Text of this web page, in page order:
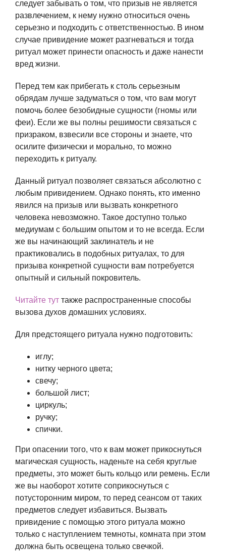
следует забывать о том, что призыв не является
развлечением, к нему нужно относиться очень
серьезно и подходить с ответственностью. В ином
случае привидение может разгневаться и тогда
ритуал может принести опасность и даже нанести
вред жизни.
Перед тем как прибегать к столь серьезным
обрядам лучше задуматься о том, что вам могут
помочь более безобидные сущности (гномы или
феи). Если же вы полны решимости связаться с
призраком, взвесили все стороны и знаете, что
осилите физически и морально, то можно
переходить к ритуалу.
Данный ритуал позволяет связаться абсолютно с
любым привидением. Однако понять, кто именно
явился на призыв или вызвать конкретного
человека невозможно. Такое доступно только
медиумам с большим опытом и то не всегда. Если
же вы начинающий заклинатель и не
практиковались в подобных ритуалах, то для
призыва конкретной сущности вам потребуется
опытный и сильный покровитель.
Читайте тут также распространенные способы
вызова духов домашних условиях.
Для предстоящего ритуала нужно подготовить:
иглу;
нитку черного цвета;
свечу;
большой лист;
циркуль;
ручку;
спички.
При опасении того, что к вам может прикоснуться
магическая сущность, наденьте на себя круглые
предметы, это может быть кольцо или ремень. Если
же вы наоборот хотите соприкоснуться с
потусторонним миром, то перед сеансом от таких
предметов следует избавиться. Вызвать
привидение с помощью этого ритуала можно
только с наступлением темноты, комната при этом
должна быть освещена только свечкой.